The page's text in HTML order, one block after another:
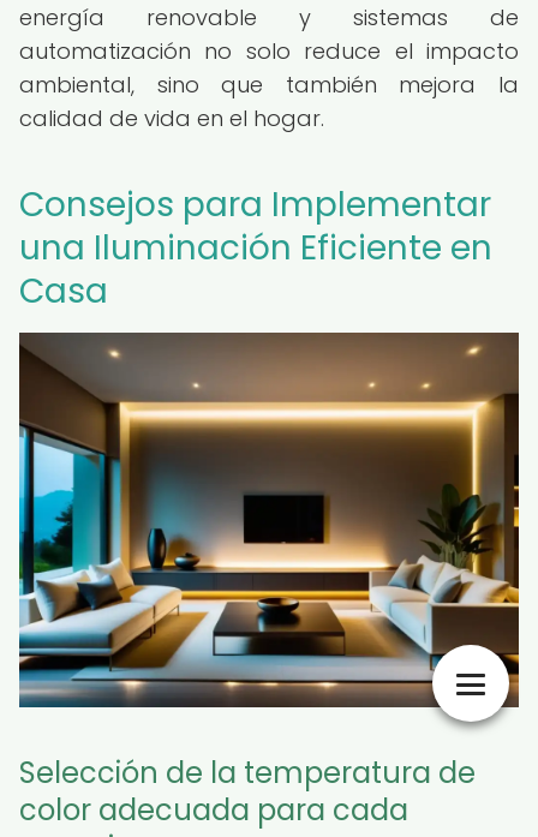
energía renovable y sistemas de
automatización no solo reduce el impacto
ambiental, sino que también mejora la
calidad de vida en el hogar.
Consejos para Implementar
una Iluminación Eficiente en
Casa
Selección de la temperatura de
color adecuada para cada